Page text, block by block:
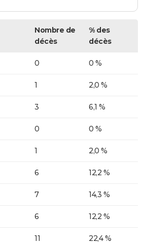
Nombre de
décès
% des
décès
0 0 %
1 2,0 %
3 6,1 %
0 0 %
1 2,0 %
6 12,2 %
7 14,3 %
6 12,2 %
11 22,4 %